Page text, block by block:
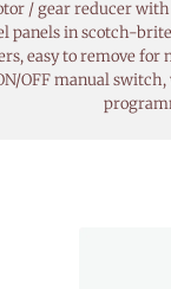
/ gear reducer
panels in scotch-
easy to remove for
OFF manual